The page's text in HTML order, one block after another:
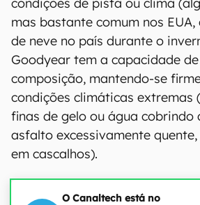
mas bastante comum nos
de neve no país durante o
Goodyear tem a capacidade
composição, mantendo-se
condições climáticas extremas
finas de gelo ou água cobrindo
asfalto excessivamente
em cascalhos).
O Canaltech está no